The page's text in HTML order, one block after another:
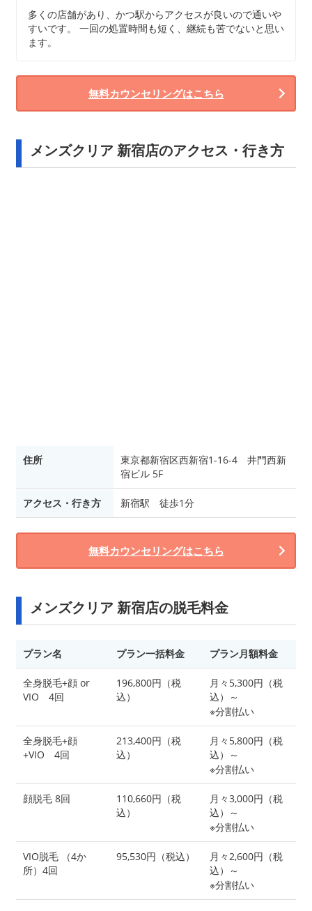
多くの店舗があり、かつ駅からアクセスが良いので通いや
すいです。 一回の処置時間も短く、継続も苦でないと思い
ます。
無料カウンセリングはこちら
メンズクリア 新宿店のアクセス・行き方
住所
東京都新宿区西新宿1-16-4 井門西新
宿ビル 5F
アクセス・行き方 新宿駅 徒歩1分
無料カウンセリングはこちら
メンズクリア 新宿店の脱毛料金
プラン名 プラン一括料金 プラン月額料金
全身脱毛+顔 or
VIO 4回
196,800円（税
込）
月々5,300円（税
込）～
※分割払い
全身脱毛+顔
+VIO 4回
213,400円（税
込）
月々5,800円（税
込）～
※分割払い
顔脱毛 8回
110,660円（税
込）
月々3,000円（税
込）～
※分割払い
VIO脱毛 （4か
所）4回
95,530円（税込）
月々2,600円（税
込）～
※分割払い